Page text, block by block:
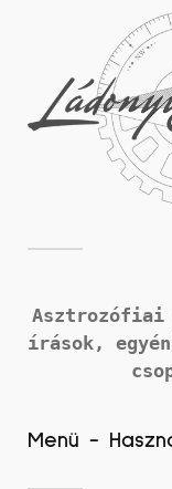
Asztrozófiai
írások,
Menü -